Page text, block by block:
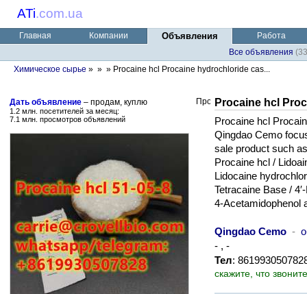
ATi.com.ua
Главная Компании Объявления
Работа
Все объявления
Химическое сырье » » » Procaine hcl Procaine hydrochloride cas...
Дать объявление – продам, куплю
1.2 млн. посетителей за месяц:
7.1 млн. просмотров объявлений
Procaine hcl
Procaine hcl
Qingdao Cemo
sale product such
Procaine hcl /
Lidocaine
Tetracaine Base /
4-Acetamidophenol
Qingdao Cemo -
- , -
Тел:
скажите, что